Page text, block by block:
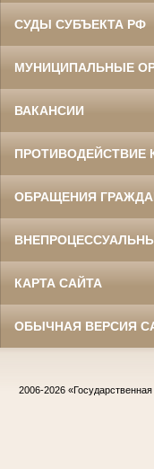
СУДЫ СУБЪЕКТА РФ
МУНИЦИПАЛЬНЫЕ
ВАКАНСИИ
ПРОТИВОДЕЙСТВИЕ
ОБРАЩЕНИЯ
КАРТА САЙТА
ОБЫЧНАЯ ВЕРСИЯ
2006-2026